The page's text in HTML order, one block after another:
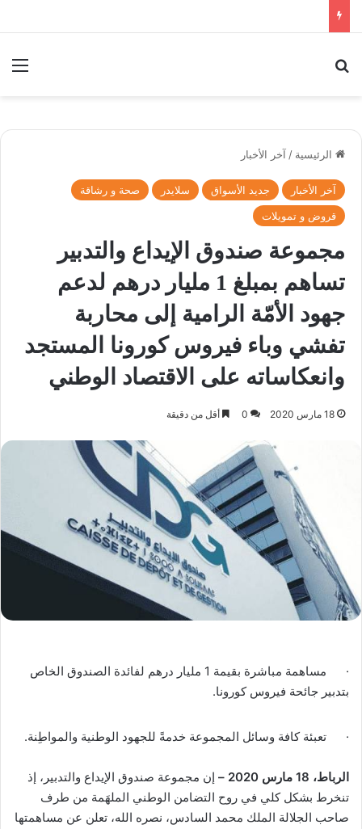
الرئيسية / آخر الأخبار
آخر الأخبار جديد الأسواق سلايدر
صحة و رشاقة
قروض و تمويلات
مجموعة صندوق الإيداع والتدبير
تساهم بمبلغ 1 مليار درهم لدعم
جهود الأمّة الرامية إلى محاربة
تفشي وباء فيروس كورونا المستجد
وانعكاساته على الاقتصاد الوطني
18 مارس 2020 0 أقل من دقيقة
· مساهمة مباشرة بقيمة 1 مليار درهم لفائدة الصندوق الخاص
بتدبير جائحة فيروس كورونا.
· تعبئة كافة وسائل المجموعة خدمةً للجهود الوطنية والمواطِنة.
الرباط، 18 مارس 2020 –
إن مجموعة صندوق الإيداع والتدبير، إذ
تنخرط بشكل كلي في روح التضامن الوطني الملهَمة من طرف
صاحب الجلالة الملك محمد السادس، نصره الله، تعلن عن مساهمتها